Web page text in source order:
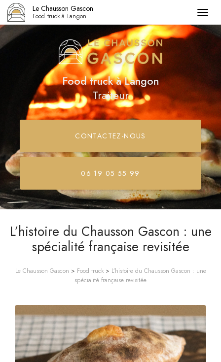
Aller
au
Le Chausson Gascon
Food truck à Langon
Food truckà Langon
Traiteur
CONTACTEZ-NOUS
06 19 05 55 99
L’histoire du Chausson Gascon : une
spécialité française revisitée
Le Chausson Gascon > Food truck> L’histoire du Chausson Gascon : une
spécialité française revisitée